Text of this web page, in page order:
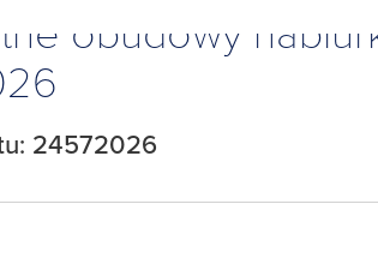
obudowy
24572026